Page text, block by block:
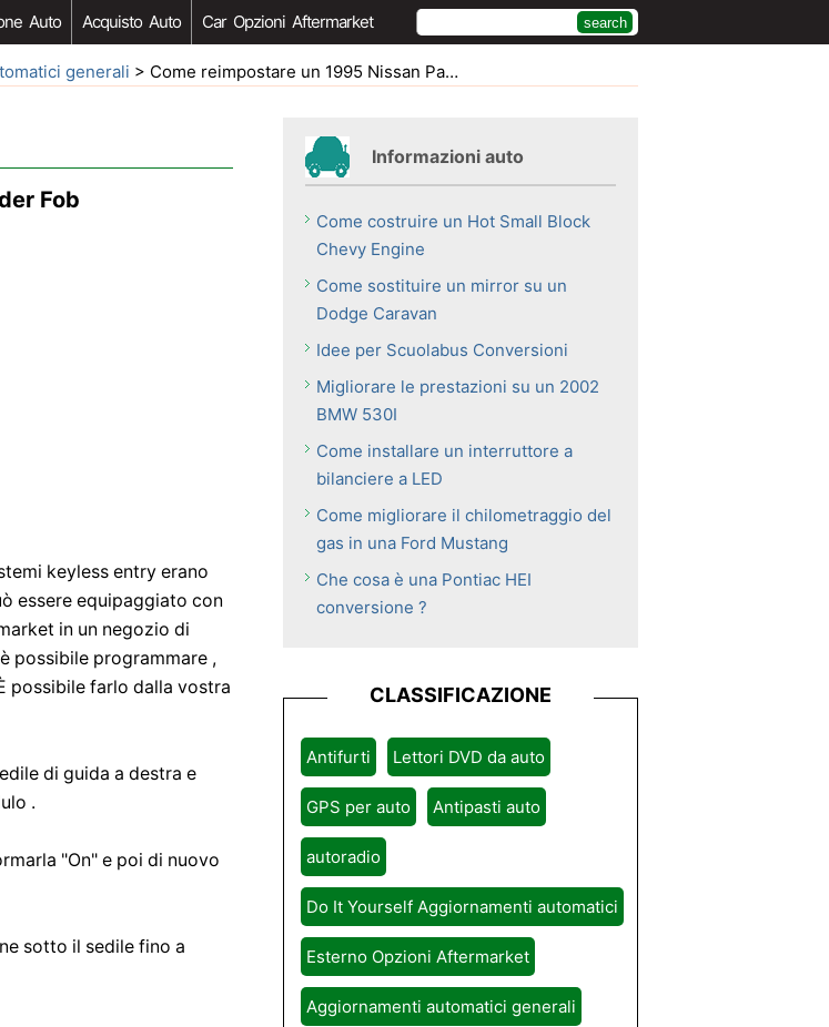
Auto Acquisto Auto Car Opzioni Aftermarket
generali > Come reimpostare un 1995 Nissan Pathfinder Fob
Fob
keyless entry erano
essere equipaggiato con
in un negozio di
possibile programmare ,
possibile farlo dalla vostra
di guida a destra e
.
"On" e poi di nuovo
sotto il sedile fino a
Informazioni auto
Come costruire un Hot Small Block
Chevy Engine
Come sostituire un mirror su un
Dodge Caravan
Idee per Scuolabus Conversioni
Migliorare le prestazioni su un 2002
BMW 530I
Come installare un interruttore a
bilanciere a LED
Come migliorare il chilometraggio del
gas in una Ford Mustang
Che cosa è una Pontiac HEI
conversione ?
CLASSIFICAZIONE
Antifurti Lettori DVD da auto
GPS per auto Antipasti auto
autoradio
Do It Yourself Aggiornamenti automatici
Esterno Opzioni Aftermarket
Aggiornamenti automatici generali